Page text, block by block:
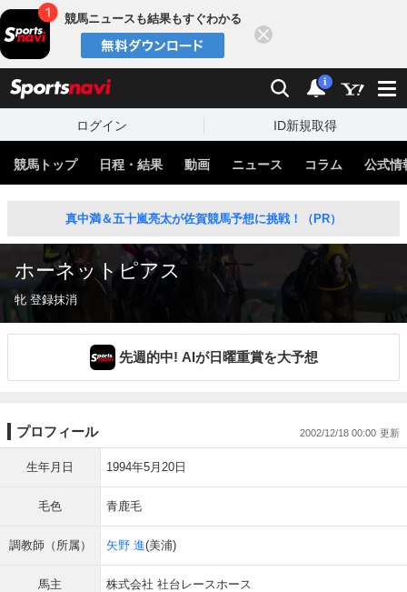
競馬ニュースも結果もすぐわかる
検索 通知
i
ログイン ID新規取得
競馬トップ 日程・結果 動画 ニュース コラム 公式情
真中満＆五十嵐亮太が佐賀競馬予想に挑戦！（PR）
ホーネットピアス
牝 登録抹消
先週的中! AIが日曜重賞を大予想
プロフィール 2002/12/18 00:00
生年月日 1994年5月20日
毛色 青鹿毛
調教師（所属） 矢野 進(美浦)
馬主 株式会社 社台レースホース